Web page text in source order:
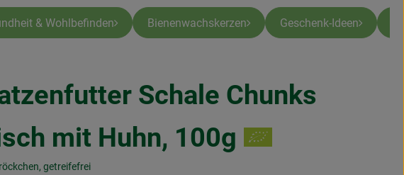
& Wohlbefinden Bienenwachskerzen Geschenk-Ideen
Schale Chunks
mit Huhn, 100g
getreifefrei
hinzufügen